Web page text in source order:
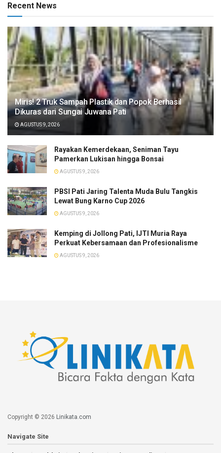
Recent News
​Miris! 2 Truk Sampah Plastik dan Popok Berhasil
Dikuras dari Sungai Juwana Pati
AGUSTUS 9, 2026
Rayakan Kemerdekaan, Seniman Tayu
Pamerkan Lukisan hingga Bonsai
AGUSTUS 9, 2026
PBSI Pati Jaring Talenta Muda Bulu Tangkis
Lewat Bung Karno Cup 2026
AGUSTUS 9, 2026
​Kemping di Jollong Pati, IJTI Muria Raya
Perkuat Kebersamaan dan Profesionalisme
AGUSTUS 9, 2026
Copyright © 2026 Linikata.com
Navigate Site